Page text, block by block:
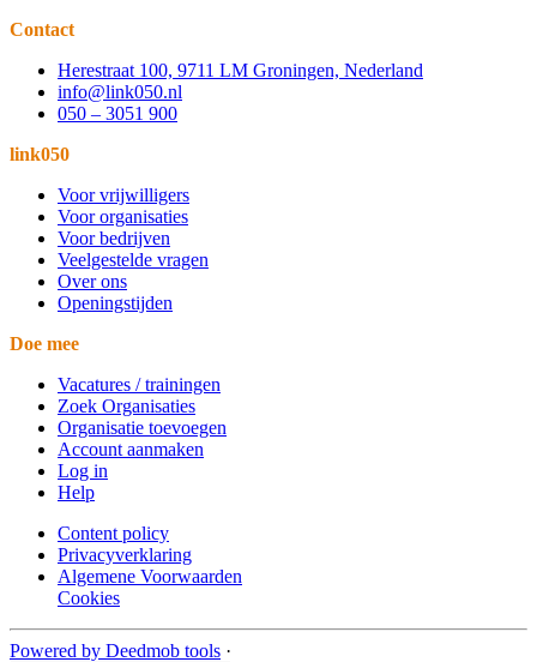
Contact
Herestraat 100, 9711 LM Groningen, Nederland
info@link050.nl
050 – 3051 900
link050
Voor vrijwilligers
Voor organisaties
Voor bedrijven
Veelgestelde vragen
Over ons
Openingstijden
Doe mee
Vacatures / trainingen
Zoek Organisaties
Organisatie toevoegen
Account aanmaken
Log in
Help
Content policy
Privacyverklaring
Algemene Voorwaarden
Cookies
Powered by Deedmob tools ·